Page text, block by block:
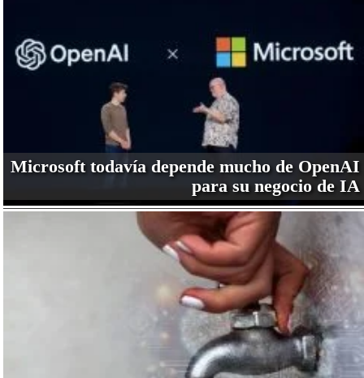
Microsoft todavía depende mucho de OpenAI
para su negocio de IA